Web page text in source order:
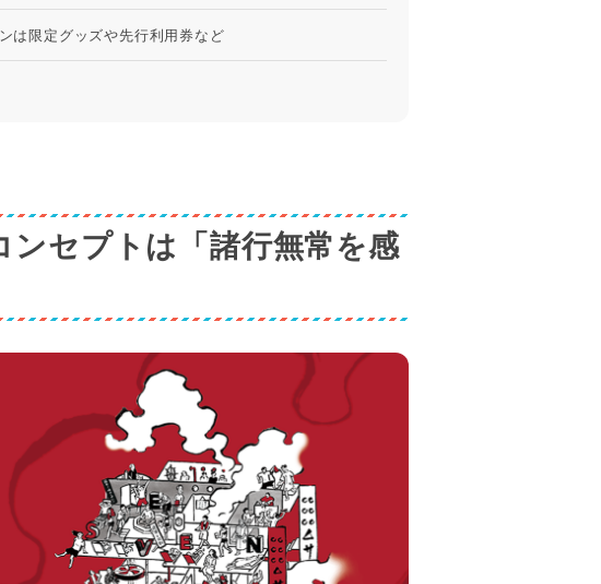
は限定グッズや先行利用券など
ンセプトは「諸行無常を感